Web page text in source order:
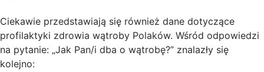
Ciekawie przedstawiają się również dane dotyczące
profilaktyki zdrowia wątroby Polaków. Wśród odpowiedzi
na pytanie: „Jak Pan/i dba o wątrobę?” znalazły się
kolejno: